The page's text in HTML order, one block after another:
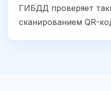
ГИБДД проверяет
сканированием QR-